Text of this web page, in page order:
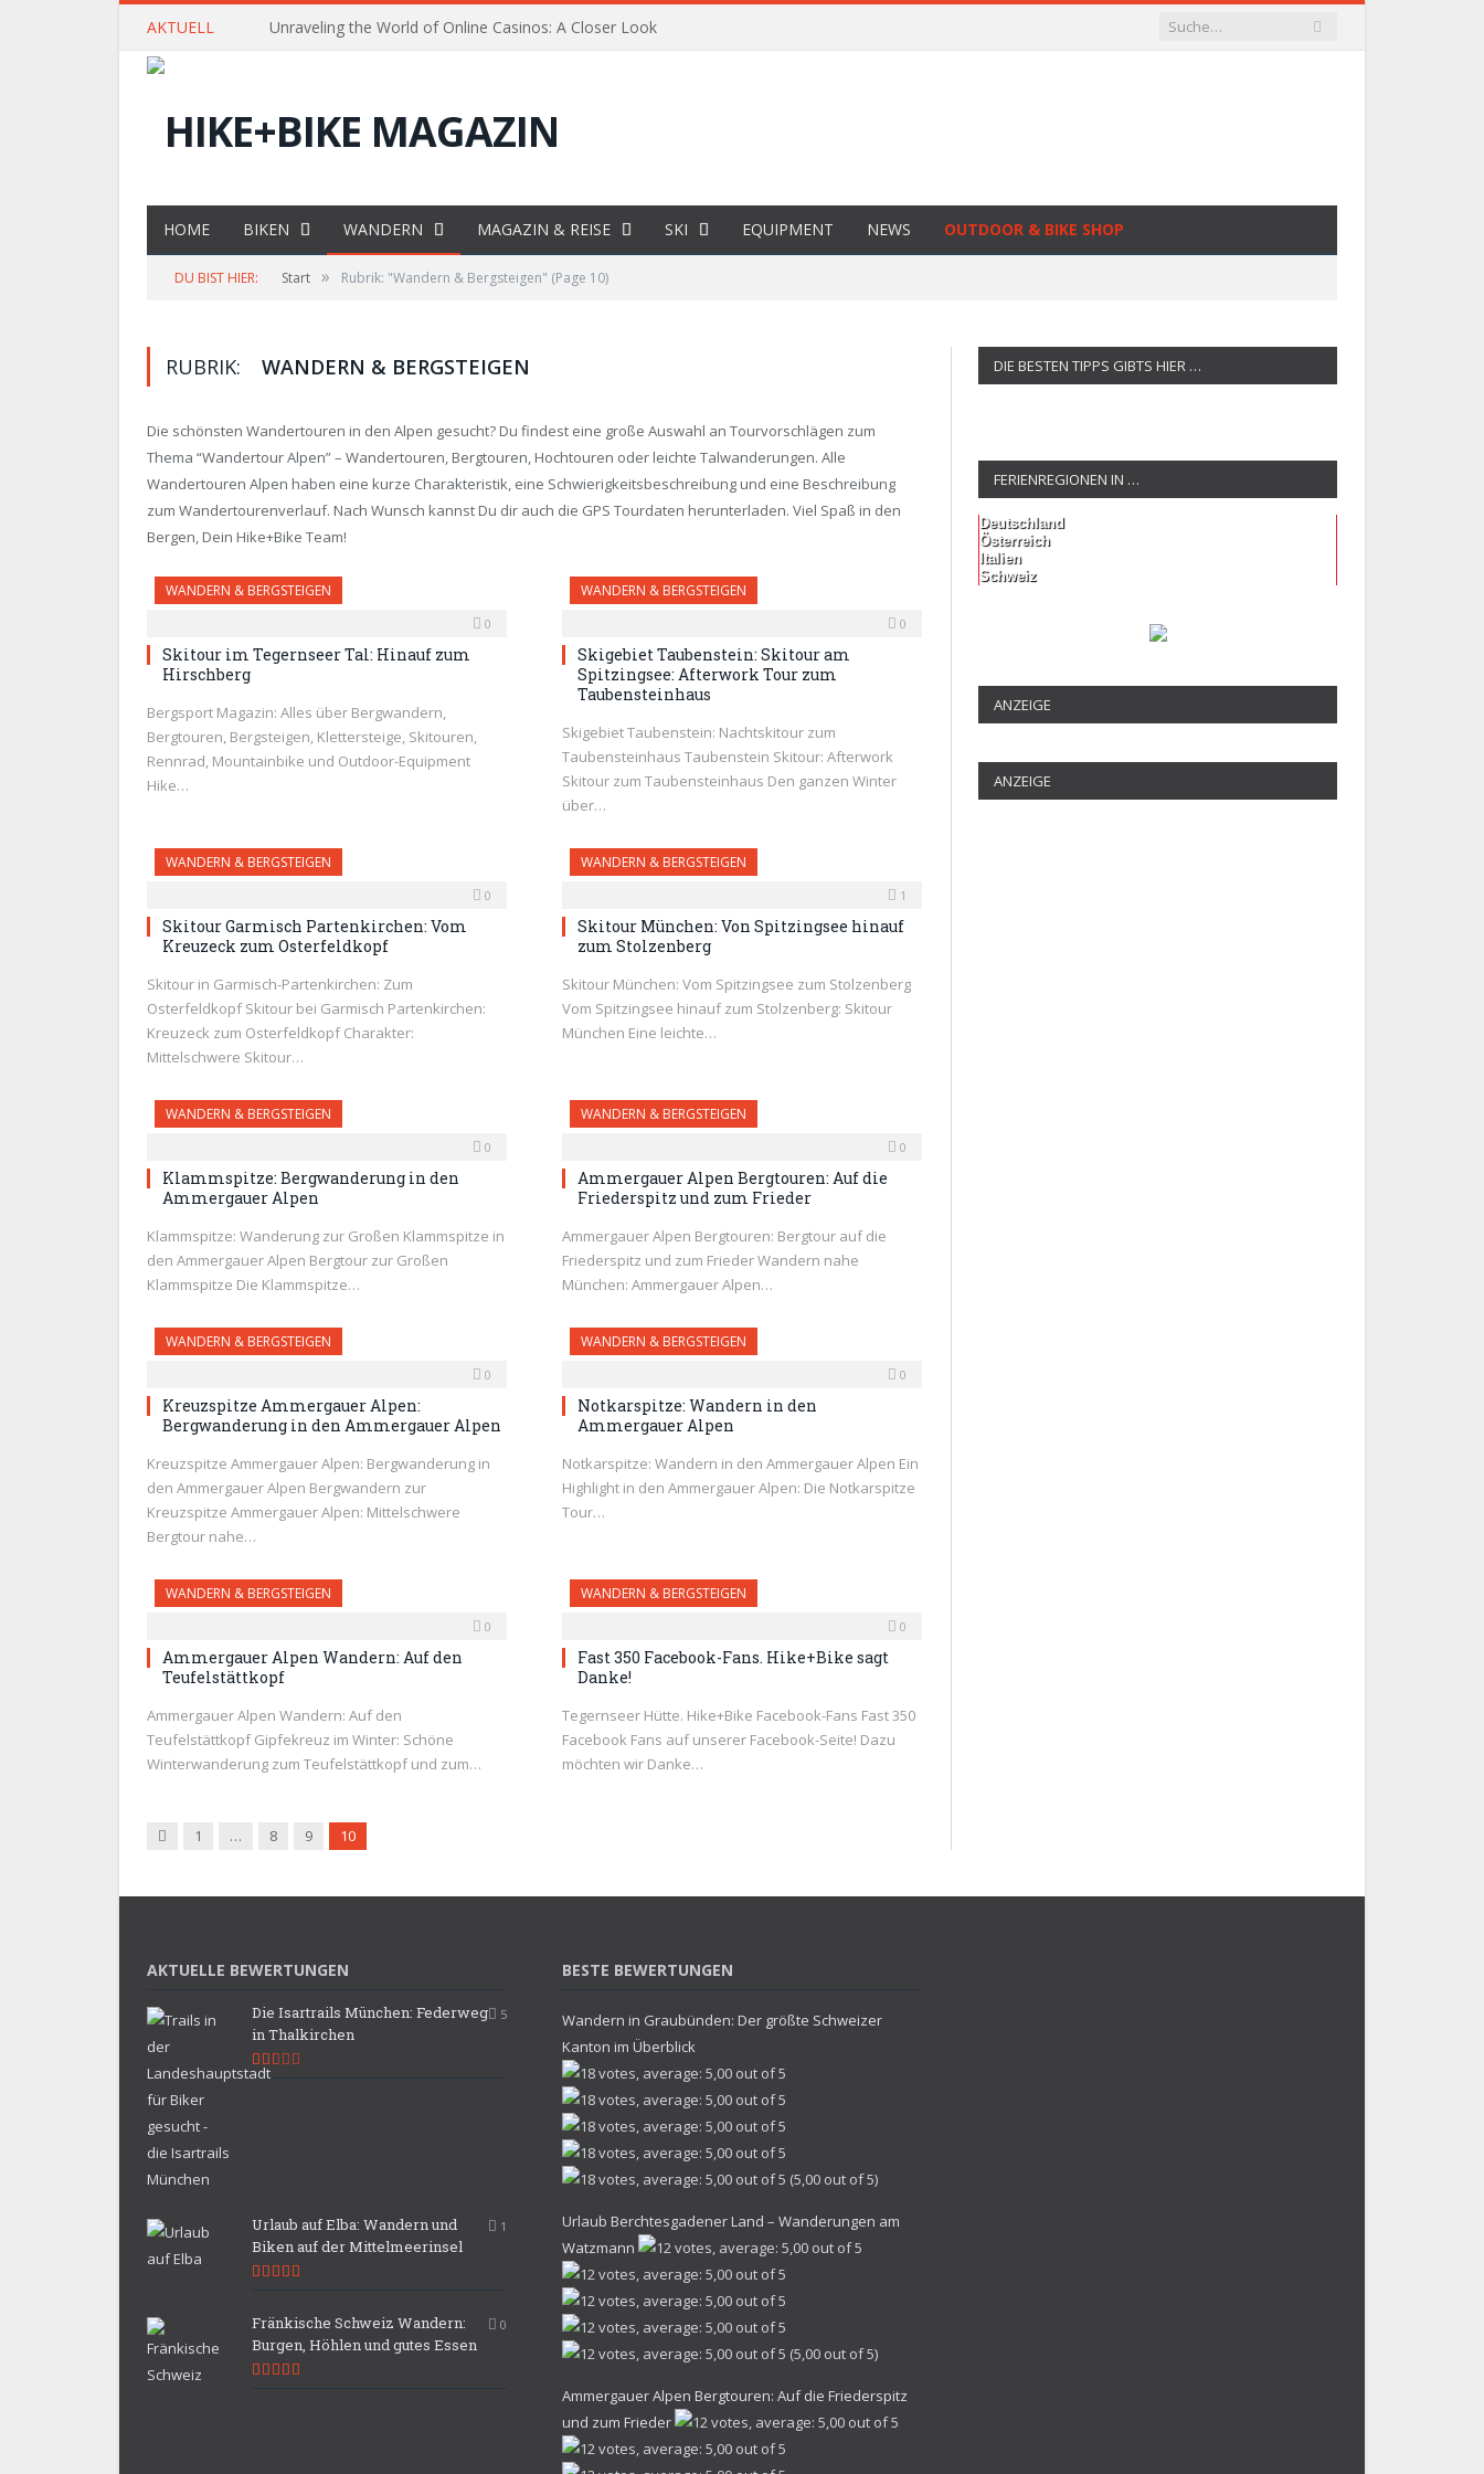
AKTUELL Unraveling the World of Online Casinos: A Closer Look
HOME BIKEN WANDERN MAGAZIN & REISE SKI EQUIPMENT NEWS OUTDOOR & BIKE SHOP
DU BIST HIER: Start » Rubrik: "Wandern & Bergsteigen" (Page 10)
RUBRIK: WANDERN & BERGSTEIGEN
Die schönsten Wandertouren in den Alpen gesucht? Du findest eine große Auswahl an Tourvorschlägen zum
Thema “Wandertour Alpen” – Wandertouren, Bergtouren, Hochtouren oder leichte Talwanderungen. Alle
Wandertouren Alpen haben eine kurze Charakteristik, eine Schwierigkeitsbeschreibung und eine Beschreibung
zum Wandertourenverlauf. Nach Wunsch kannst Du dir auch die GPS Tourdaten herunterladen. Viel Spaß in den
Bergen, Dein Hike+Bike Team!
WANDERN & BERGSTEIGEN
0
Skitour im Tegernseer Tal: Hinauf zum
Hirschberg
Bergsport Magazin: Alles über Bergwandern,
Bergtouren, Bergsteigen, Klettersteige, Skitouren,
Rennrad, Mountainbike und Outdoor-Equipment
Hike…
WANDERN & BERGSTEIGEN
0
Skigebiet Taubenstein: Skitour am
Spitzingsee: Afterwork Tour zum
Taubensteinhaus
Skigebiet Taubenstein: Nachtskitour zum
Taubensteinhaus Taubenstein Skitour: Afterwork
Skitour zum Taubensteinhaus Den ganzen Winter
über…
WANDERN & BERGSTEIGEN
0
Skitour Garmisch Partenkirchen: Vom
Kreuzeck zum Osterfeldkopf
Skitour in Garmisch-Partenkirchen: Zum
Osterfeldkopf Skitour bei Garmisch Partenkirchen:
Kreuzeck zum Osterfeldkopf Charakter:
Mittelschwere Skitour…
WANDERN & BERGSTEIGEN
1
Skitour München: Von Spitzingsee hinauf
zum Stolzenberg
Skitour München: Vom Spitzingsee zum Stolzenberg
Vom Spitzingsee hinauf zum Stolzenberg: Skitour
München Eine leichte…
WANDERN & BERGSTEIGEN
0
Klammspitze: Bergwanderung in den
Ammergauer Alpen
Klammspitze: Wanderung zur Großen Klammspitze in
den Ammergauer Alpen Bergtour zur Großen
Klammspitze Die Klammspitze…
WANDERN & BERGSTEIGEN
0
Ammergauer Alpen Bergtouren: Auf die
Friederspitz und zum Frieder
Ammergauer Alpen Bergtouren: Bergtour auf die
Friederspitz und zum Frieder Wandern nahe
München: Ammergauer Alpen…
WANDERN & BERGSTEIGEN
0
Kreuzspitze Ammergauer Alpen:
Bergwanderung in den Ammergauer Alpen
Kreuzspitze Ammergauer Alpen: Bergwanderung in
den Ammergauer Alpen Bergwandern zur
Kreuzspitze Ammergauer Alpen: Mittelschwere
Bergtour nahe…
WANDERN & BERGSTEIGEN
0
Notkarspitze: Wandern in den
Ammergauer Alpen
Notkarspitze: Wandern in den Ammergauer Alpen Ein
Highlight in den Ammergauer Alpen: Die Notkarspitze
Tour…
WANDERN & BERGSTEIGEN
0
Ammergauer Alpen Wandern: Auf den
Teufelstättkopf
Ammergauer Alpen Wandern: Auf den
Teufelstättkopf Gipfekreuz im Winter: Schöne
Winterwanderung zum Teufelstättkopf und zum…
WANDERN & BERGSTEIGEN
0
Fast 350 Facebook-Fans. Hike+Bike sagt
Danke!
Tegernseer Hütte. Hike+Bike Facebook-Fans Fast 350
Facebook Fans auf unserer Facebook-Seite! Dazu
möchten wir Danke…
Zurück
1 … 8 9 10
DIE BESTEN TIPPS GIBTS HIER …
FERIENREGIONEN IN …
Deutschland
Österreich
Italien
Schweiz
ANZEIGE
ANZEIGE
AKTUELLE BEWERTUNGEN
5
Die Isartrails München: Federweg
in Thalkirchen
1
Urlaub auf Elba: Wandern und
Biken auf der Mittelmeerinsel
0
Fränkische Schweiz Wandern:
Burgen, Höhlen und gutes Essen
BESTE BEWERTUNGEN
Wandern in Graubünden: Der größte Schweizer
Kanton im Überblick
(5,00 out of 5)
Urlaub Berchtesgadener Land – Wanderungen am
Watzmann
(5,00 out of 5)
Ammergauer Alpen Bergtouren: Auf die Friederspitz
und zum Frieder